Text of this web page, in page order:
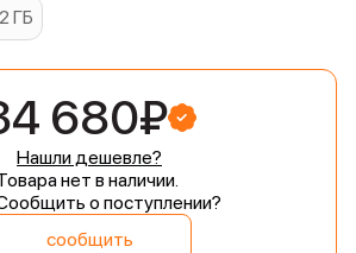
ГБ
680₽
Нашли дешевле?
нет в наличии.
о поступлении?
сообщить